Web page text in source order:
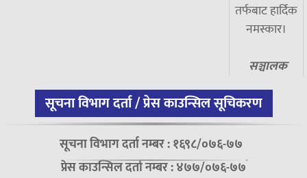
तर्फबाट हार्दिक
नमस्कार।
सञ्चालक
सूचना विभाग दर्ता / प्रेस काउन्सिल सूचिकरण
सूचना विभाग दर्ता नम्बर : १६९८/०७६-७७
प्रेस काउन्सिल दर्ता नम्बर : ४७७/०७६-७७